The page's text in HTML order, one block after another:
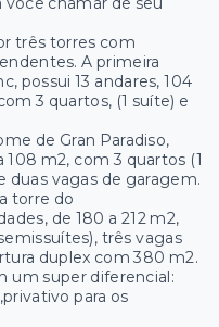
três torres com
A primeira
possui 13 andares, 104
3 quartos, (1 suíte) e
de Gran Paradiso,
108 m2, com 3 quartos (1
duas vagas de garagem.
torre do
de 180 a 212 m2,
três vagas
duplex com 380 m2.
um super diferencial:
para os